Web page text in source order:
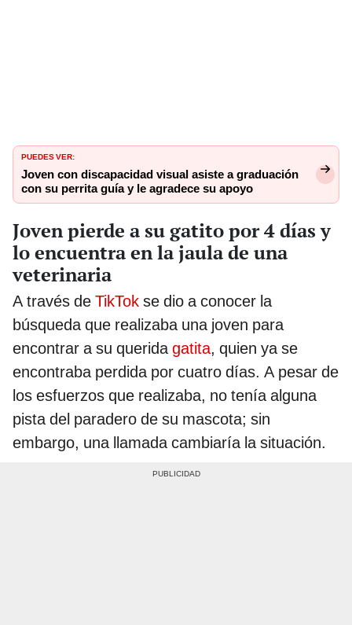
PUEDES VER:
Joven con discapacidad visual asiste a graduación
con su perrita guía y le agradece su apoyo
Joven pierde a su gatito por 4 días y
lo encuentra en la jaula de una
veterinaria
A través de TikTok se dio a conocer la
búsqueda que realizaba una joven para
encontrar a su queridagatita, quien ya se
encontraba perdida por cuatro días. A pesar de
los esfuerzos que realizaba, no tenía alguna
pista del paradero de su mascota; sin
embargo, una llamada cambiaría la situación.